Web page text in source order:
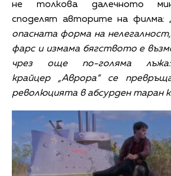
не толкова далечното
споделят авторите на филма:
опасната форма на
фарс и измама бягството е
чрез още по-голяма
крайцер „Аврора“ се
революцията в абсурден таран